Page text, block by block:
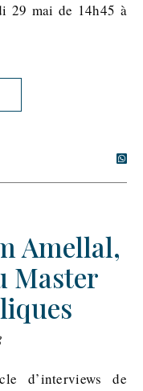
29 mai de 14h45 à
Amellal,
Master